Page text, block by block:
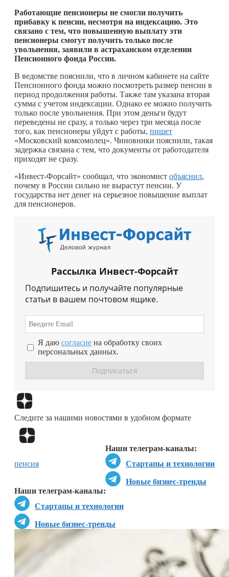
Работающие пенсионеры не смогли получить
прибавку к пенсии, несмотря на индексацию. Это
связано с тем, что повышенную выплату эти
пенсионеры смогут получить только после
увольнения, заявили в астраханском отделении
Пенсионного фонда России.
В ведомстве пояснили, что в личном кабинете на сайте
Пенсионного фонда можно посмотреть размер пенсии в
период продолжения работы. Также там указана вторая
сумма с учетом индексации. Однако ее можно получить
только после увольнения. При этом деньги будут
переведены не сразу, а только через три месяца после
того, как пенсионеры уйдут с работы, пишет
«Московский комсомолец». Чиновники пояснили, такая
задержка связана с тем, что документы от работодателя
приходят не сразу.
«Инвест-Форсайт» сообщал, что экономист объяснил,
почему в России сильно не вырастут пенсии. У
государства нет денег на серьезное повышение выплат
для пенсионеров.
Рассылка Инвест-Форсайт
Подпишитесь и получайте популярные
статьи в вашем почтовом ящике.
Я даю согласие на обработку своих
персональных данных.
Следите за нашими новостями в удобном формате
Наши телеграм-каналы:
Стартапы и технологии
Новые бизнес-тренды
Наши телеграм-каналы:
Стартапы и технологии
Новые бизнес-тренды
пенсия